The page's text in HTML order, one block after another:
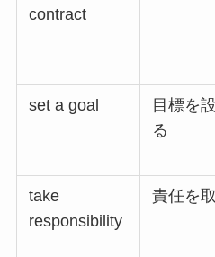
contract
set a goal
目標を
る
take
responsibility
責任を